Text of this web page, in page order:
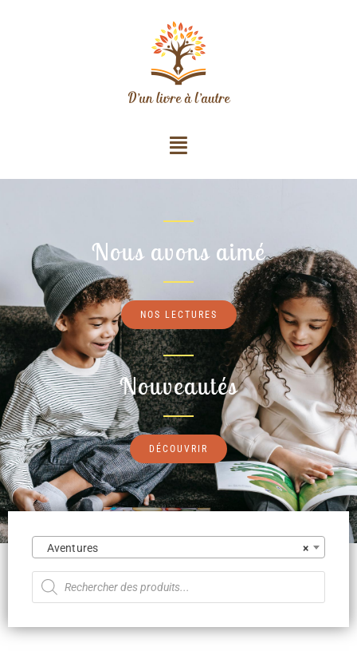
Nous avons aimé
NOS LECTURES
Nouveautés
DÉCOUVRIR
×
Aventures